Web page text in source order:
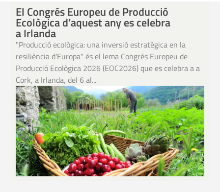
El Congrés Europeu de Producció
Ecològica d’aquest any es celebra
a Irlanda
"Producció ecològica: una inversió estratègica en la
resiliència d'Europa" és el lema Congrés Europeu de
Producció Ecològica 2026 (EOC2026) que es celebra a a
Cork, a Irlanda, del 6 al...